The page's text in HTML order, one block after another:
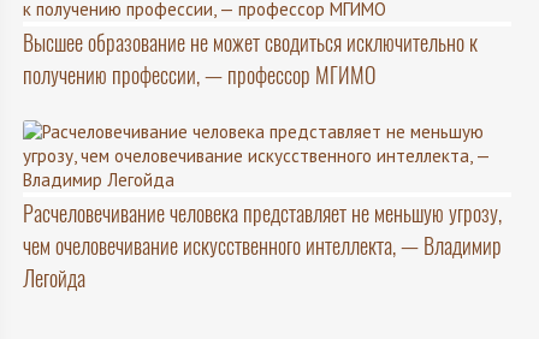
Высшее образование не может сводиться исключительно к
получению профессии, — профессор МГИМО
Расчеловечивание человека представляет не меньшую угрозу,
чем очеловечивание искусственного интеллекта, — Владимир
Легойда